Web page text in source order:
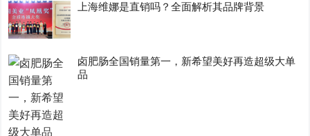
上海维娜是直销吗？全面解析其品牌背景
卤肥肠全国销量第一，新希望美好再造超级大单
品